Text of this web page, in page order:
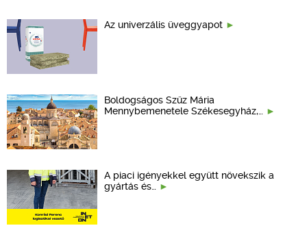
Az univerzális üveggyapot
Boldogságos Szűz Mária
Mennybemenetele Székesegyház,…
A piaci igényekkel együtt növekszik a
gyártás és…